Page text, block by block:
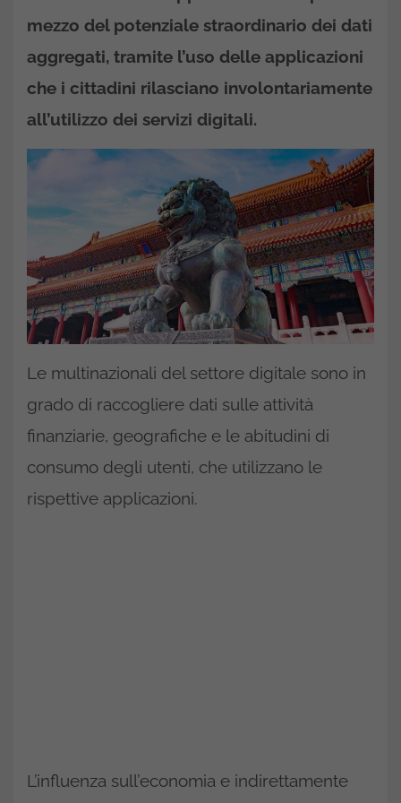
mezzo del potenziale straordinario dei dati
aggregati, tramite l’uso delle applicazioni
che i cittadini rilasciano involontariamente
all’utilizzo dei servizi digitali.
Le multinazionali del settore digitale sono in
grado di raccogliere dati sulle attività
finanziarie, geografiche e le abitudini di
consumo degli utenti, che utilizzano le
rispettive applicazioni.
L’influenza sull’economia e indirettamente